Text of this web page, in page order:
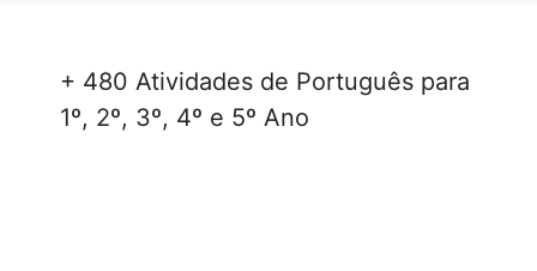
+ 480 Atividades de Português para
1º, 2º, 3º, 4º e 5º Ano